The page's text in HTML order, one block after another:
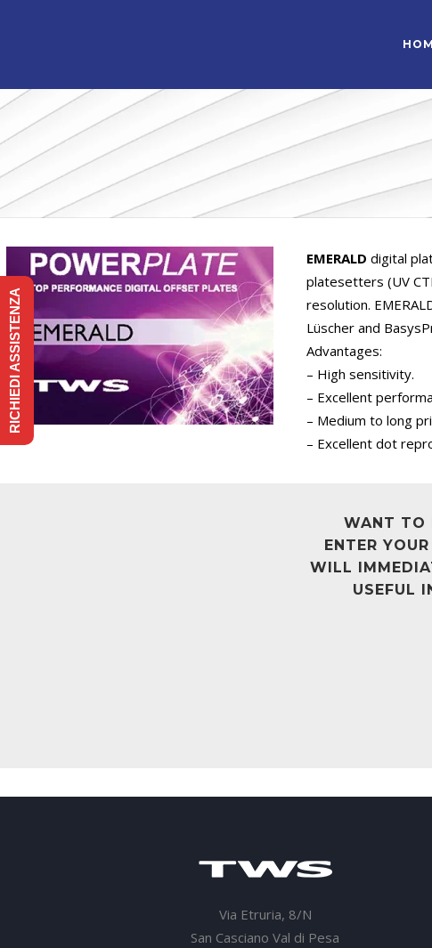
EMERALD digital
platesetters (UV
resolution.
Lüscher and
Advantages:
– High sensitivity.
– Excellent
– Medium to long
– Excellent dot
WANT TO
ENTER
WILL
USEFUL
Via Etruria, 8/N
San Casciano Val di Pesa
RICHIEDI ASSISTENZA